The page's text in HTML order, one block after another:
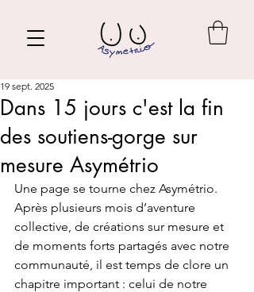
Dans 15 jours c'est la fin
des soutiens-gorge sur
mesure Asymétrio
19 sept. 2025
Une page se tourne chez Asymétrio.
Après plusieurs mois d’aventure
collective, de créations sur mesure et
de moments forts partagés avec notre
communauté, il est temps de clore un
chapitre important : celui de notre